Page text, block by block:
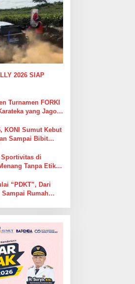
2026 SIAP
Turnamen FORKI
yang Jago
KONI Sumut Kebut
Sampai Bibit
Sportivitas di
Tanpa Etika
“PDKT”, Dari
Rumah